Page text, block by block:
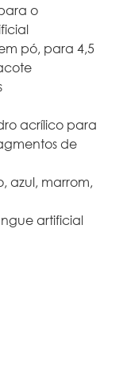
o
pó, para 4,5
acrílico para
de
azul, marrom,
artificial